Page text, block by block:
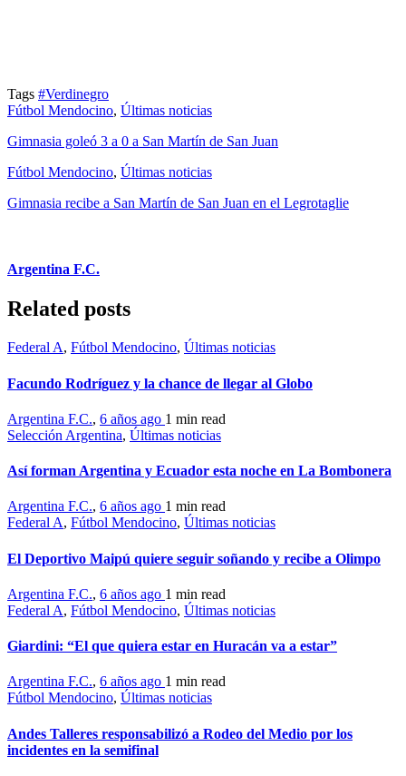
Tags #Verdinegro
Fútbol Mendocino, Últimas noticias
Gimnasia goleó 3 a 0 a San Martín de San Juan
Fútbol Mendocino, Últimas noticias
Gimnasia recibe a San Martín de San Juan en el Legrotaglie
Argentina F.C.
Related posts
Federal A, Fútbol Mendocino, Últimas noticias
Facundo Rodríguez y la chance de llegar al Globo
Argentina F.C., 6 años ago 1 min read
Selección Argentina, Últimas noticias
Así forman Argentina y Ecuador esta noche en La Bombonera
Argentina F.C., 6 años ago 1 min read
Federal A, Fútbol Mendocino, Últimas noticias
El Deportivo Maipú quiere seguir soñando y recibe a Olimpo
Argentina F.C., 6 años ago 1 min read
Federal A, Fútbol Mendocino, Últimas noticias
Giardini: “El que quiera estar en Huracán va a estar”
Argentina F.C., 6 años ago 1 min read
Fútbol Mendocino, Últimas noticias
Andes Talleres responsabilizó a Rodeo del Medio por los
incidentes en la semifinal